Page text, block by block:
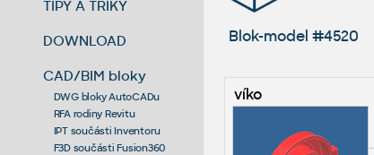
TIPY A TRIKY
DOWNLOAD
CAD/BIM bloky
DWG bloky AutoCADu
RFA rodiny Revitu
IPT součásti Inventoru
F3D součásti Fusion360
Blok-model #4520
víko